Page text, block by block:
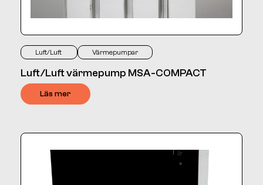
Luft/Luft Värmepumpar
Luft/Luft värmepump MSA-COMPACT
Läs mer